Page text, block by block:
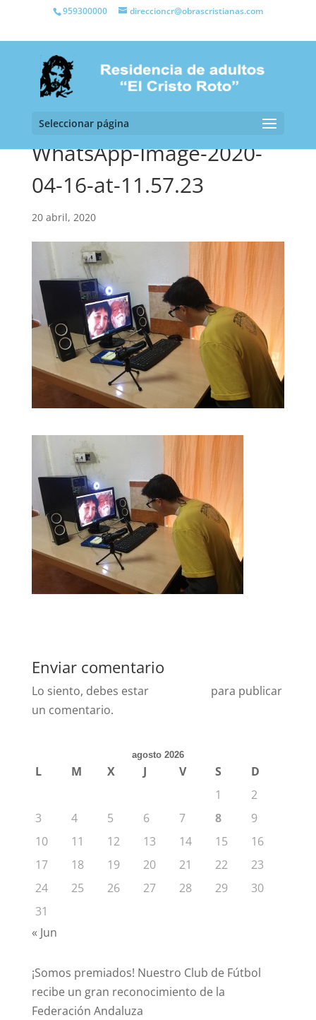
959300000 direccioncr@obrascristianas.com
Seleccionar página
WhatsApp-Image-2020-
04-16-at-11.57.23
20 abril, 2020
Enviar comentario
Lo siento, debes estar
para publicar
un comentario.
agosto 2026
L M X J V S
D
1
2
3
4 5 6 7 8
9
10
11 12 13 14 15
16
17
18 19 20 21 22
23
24
25 26 27 28 29
30
31
« Jun
¡Somos premiados! Nuestro Club de Fútbol
recibe un gran reconocimiento de la
Federación Andaluza